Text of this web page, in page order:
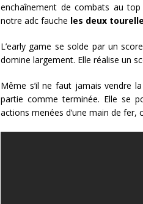
enchaînement de combats au
notre adc fauche les deux
L’early game se solde par un
domine largement. Elle réalise un
Même s’il ne faut jamais vendre
partie comme terminée. Elle se
actions menées d’une main de fer,